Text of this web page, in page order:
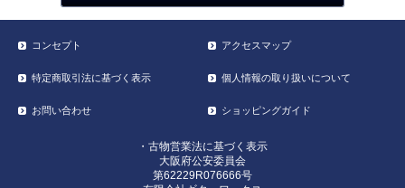
コンセプト アクセスマップ
特定商取引法に基づく表示 個人情報の取り扱いについて
お問い合わせ ショッピングガイド
・古物営業法に基づく表示
大阪府公安委員会
第62229R076666号